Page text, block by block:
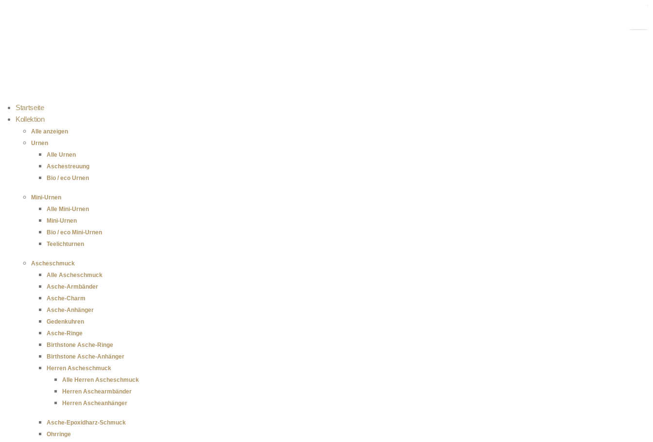
Startseite
Kollektion
Alle anzeigen
Urnen
Alle Urnen
Aschestreuung
Bio / eco Urnen
Mini-Urnen
Alle Mini-Urnen
Mini-Urnen
Bio / eco Mini-Urnen
Teelichturnen
Ascheschmuck
Alle Ascheschmuck
Asche-Armbänder
Asche-Charm
Asche-Anhänger
Gedenkuhren
Asche-Ringe
Birthstone Asche-Ringe
Birthstone Asche-Anhänger
Herren Ascheschmuck
Alle Herren Ascheschmuck
Herren Aschearmbänder
Herren Ascheanhänger
Asche-Epoxidharz-Schmuck
Ohrringe